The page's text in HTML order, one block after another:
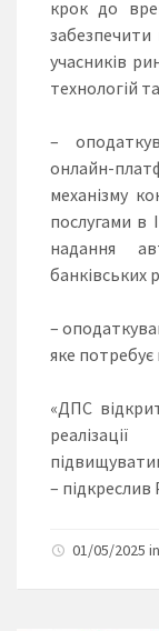
крок до
забезпечити
учасників
технологій
–
онлайн-
механізму
послугами в
надання
банківських
–
яке
«ДПС
–
01/05/2025 in